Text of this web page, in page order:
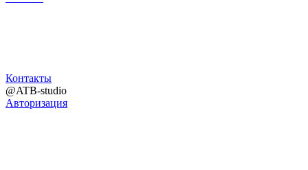
Контакты
@ATB-studio
Авторизация